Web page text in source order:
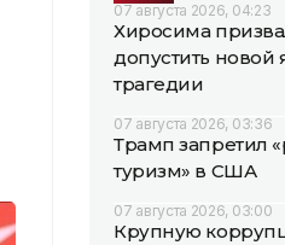
07 августа 2026, 04:23
Хиросима
допустить новой
трагедии
07 августа 2026, 03:36
Трамп запретил
туризм» в США
07 августа 2026, 03:00
Крупную